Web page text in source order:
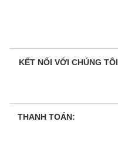
KẾT NỐI VỚI CHÚNG TÔI
THANH TOÁN: